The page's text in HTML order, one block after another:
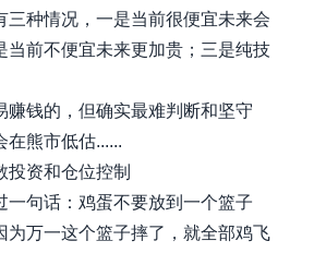
三种情况，一是当前很便宜未来会
当前不便宜未来更加贵；三是纯技
赚钱的，但确实最难判断和坚守
在熊市低估......
投资和仓位控制
一句话：鸡蛋不要放到一个篮子
为万一这个篮子摔了，就全部鸡飞